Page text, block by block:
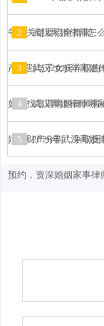
争夺关键要点全指南
2 武汉离婚律师怎
产分割与子女抚养权
3 武汉2026年离婚
如何找靠谱离婚律师省
4 武汉离婚律师哪
婚、财产分割、争取
5 2026年武汉离婚
预约，资深婚姻家事律